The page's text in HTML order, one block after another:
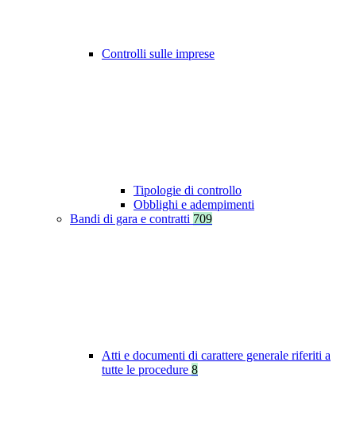
Controlli sulle imprese
Tipologie di controllo
Obblighi e adempimenti
Bandi di gara e contratti 709
Atti e documenti di carattere generale riferiti a
tutte le procedure 8